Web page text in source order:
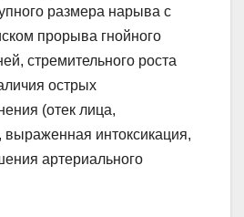
размера нарыва с
прорыва гнойного
стремительного роста
острых
(отек лица,
выраженная интоксикация,
артериального